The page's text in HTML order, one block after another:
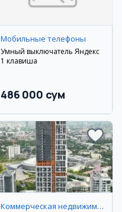
Мобильные телефоны
Умный выключатель Яндекс
1 клавиша
486 000 сум
Коммерческая недвижимость